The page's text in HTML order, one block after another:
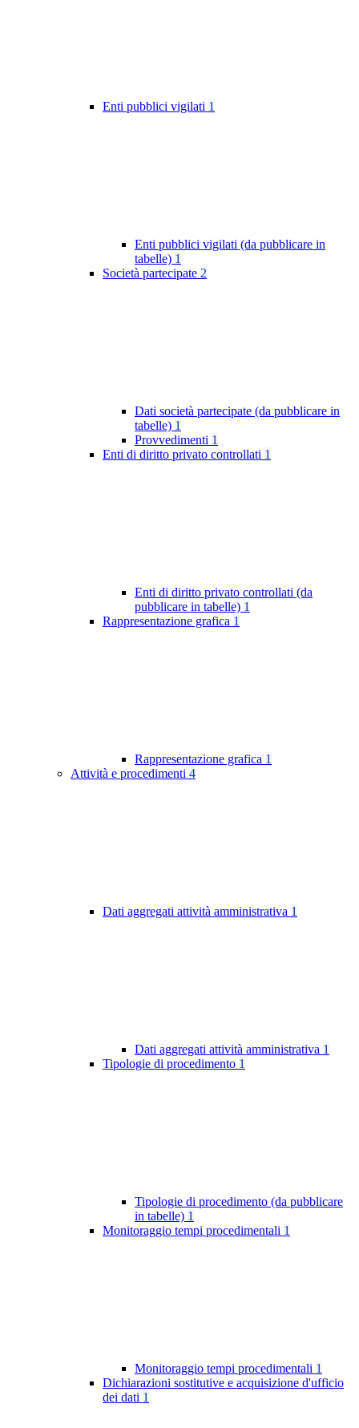
Enti pubblici vigilati 1
Enti pubblici vigilati (da pubblicare in
tabelle) 1
Società partecipate 2
Dati società partecipate (da pubblicare in
tabelle) 1
Provvedimenti 1
Enti di diritto privato controllati 1
Enti di diritto privato controllati (da
pubblicare in tabelle) 1
Rappresentazione grafica 1
Rappresentazione grafica 1
Attività e procedimenti 4
Dati aggregati attività amministrativa 1
Dati aggregati attività amministrativa 1
Tipologie di procedimento 1
Tipologie di procedimento (da pubblicare
in tabelle) 1
Monitoraggio tempi procedimentali 1
Monitoraggio tempi procedimentali 1
Dichiarazioni sostitutive e acquisizione d'ufficio
dei dati 1